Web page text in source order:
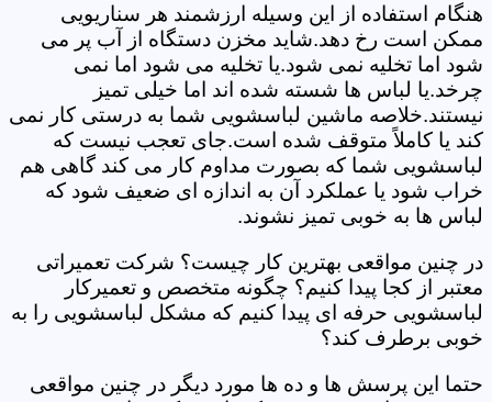
هنگام استفاده از این وسیله ارزشمند هر سناریویی
ممکن است رخ دهد.شاید مخزن دستگاه از آب پر می
شود اما تخلیه نمی شود.یا تخلیه می شود اما نمی
چرخد.یا لباس ها شسته شده اند اما خیلی تمیز
نیستند.خلاصه ماشین لباسشویی شما به درستی کار نمی
کند یا کاملاً متوقف شده است.جای تعجب نیست که
لباسشویی شما که بصورت مداوم کار می کند گاهی هم
خراب شود یا عملکرد آن به اندازه ای ضعیف شود که
لباس ها به خوبی تمیز نشوند.
در چنین مواقعی بهترین کار چیست؟ شرکت تعمیراتی
معتبر از کجا پیدا کنیم؟ چگونه متخصص و تعمیرکار
لباسشویی حرفه ای پیدا کنیم که مشکل لباسشویی را به
خوبی برطرف کند؟
حتما این پرسش ها و ده ها مورد دیگر در چنین مواقعی